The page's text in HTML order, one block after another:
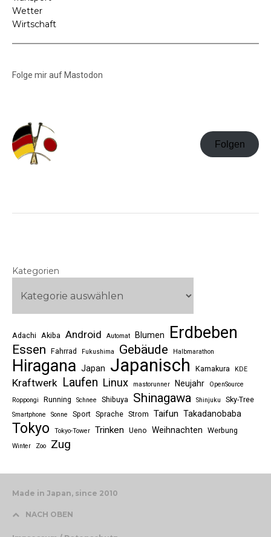
Wetter
Wirtschaft
Folge mir auf Mastodon
Folgen
Kategorien
Adachi Akiba Android Automat Blumen Erdbeben
Essen Fahrrad Fukushima Gebäude Halbmarathon
Hiragana Japan Japanisch Kamakura KDE
Kraftwerk Laufen Linux mastorunner Neujahr
OpenSource
Roppongi
Running Schnee Shibuya Shinagawa Shinjuku Sky-Tree
Smartphone Sonne Sport Sprache Strom Taifun Takadanobaba
Tokyo Tokyo-Tower Trinken Ueno Weihnachten Werbung
Winter Zoo Zug
Made in Japan, since 2010
NACH OBEN